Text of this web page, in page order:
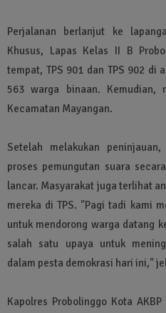
Perjalanan berlanjut ke
Khusus, Lapas Kelas II B
tempat, TPS 901 dan TPS 902 di
563 warga binaan. Kemudian,
Kecamatan Mayangan.
Setelah melakukan
proses pemungutan suara
lancar. Masyarakat juga terlihat
mereka di TPS. "Pagi tadi kami
untuk mendorong warga datang
salah satu upaya untuk
dalam pesta demokrasi hari ini,"
Kapolres Probolinggo Kota